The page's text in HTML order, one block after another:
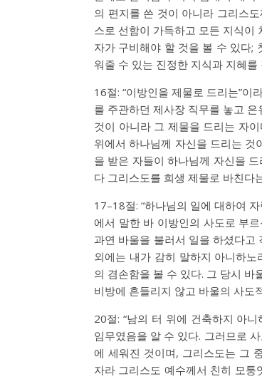
의 편지를 쓴 것이 아니라 그리스
스로 선함이 가득하고 모든 지식이
자가 구비해야 할 것을 볼 수 있다;
워줄 수 있는 진정한 지식과 지혜를
16절: “이방인을 제물로 드리는”이
를 주관하던 제사장 직무를 놓고
것이 아니라 그 제물을 드리는 자
위에서 하나님께 자신을 드리는
을 받은 자들이 하나님께 자신을
다 그리스도를 희생 제물로 바친다
17–18절: “하나님의 일에 대하여
에서 말한 바 이방인의 사도로 부
과연 바울을 불러서 일을 하셨다고
외에는 내가 감히 말하지 아니하
의 겸손함을 볼 수 있다. 그 당시
비방에 흔들리지 않고 바울의 사도
20절: “남의 터 위에 건축하지 아
임무였음을 알 수 있다. 그러므로
에 세워진 것이며, 그리스도는 그
자라 그리스도 예수께서 친히 모퉁